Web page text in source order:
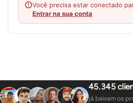
Você precisa estar conectado
Entrar na sua conta
45.345
já baixam os